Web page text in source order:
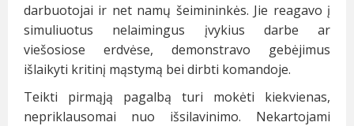
darbuotojai ir net namų šeimininkės. Jie reagavo į
simuliuotus nelaimingus įvykius darbe ar
viešosiose erdvėse, demonstravo gebėjimus
išlaikyti kritinį mąstymą bei dirbti komandoje.
Teikti pirmąją pagalbą turi mokėti kiekvienas,
nepriklausomai nuo išsilavinimo. Nekartojami